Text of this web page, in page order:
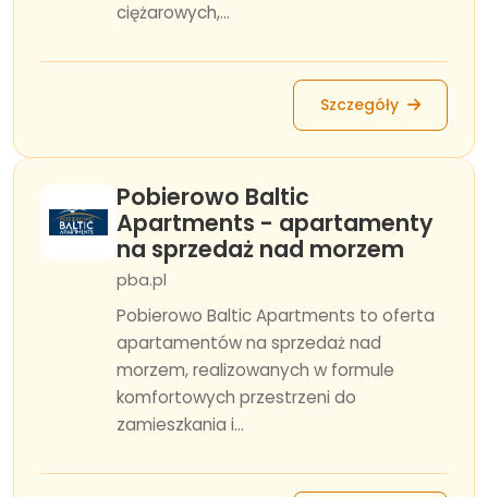
ciężarowych,...
Szczegóły
Pobierowo Baltic
Apartments - apartamenty
na sprzedaż nad morzem
pba.pl
Pobierowo Baltic Apartments to oferta
apartamentów na sprzedaż nad
morzem, realizowanych w formule
komfortowych przestrzeni do
zamieszkania i...